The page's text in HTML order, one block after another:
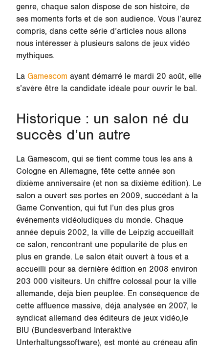
genre, chaque salon dispose de son histoire, de
ses moments forts et de son audience. Vous l’aurez
compris, dans cette série d’articles nous allons
nous intéresser à plusieurs salons de jeux vidéo
mythiques.
La Gamescom ayant démarré le mardi 20 août, elle
s’avère être la candidate idéale pour ouvrir le bal.
Historique : un salon né du
succès d’un autre
La Gamescom, qui se tient comme tous les ans à
Cologne en Allemagne, fête cette année son
dixième anniversaire (et non sa dixième édition). Le
salon a ouvert ses portes en 2009, succédant à la
Game Convention, qui fut l’un des plus gros
événements vidéoludiques du monde. Chaque
année depuis 2002, la ville de Leipzig accueillait
ce salon, rencontrant une popularité de plus en
plus en grande. Le salon était ouvert à tous et a
accueilli pour sa dernière édition en 2008 environ
203 000 visiteurs. Un chiffre colossal pour la ville
allemande, déjà bien peuplée. En conséquence de
cette affluence massive, déjà analysée en 2007, le
syndicat allemand des éditeurs de jeux vidéo,le
BIU (Bundesverband Interaktive
Unterhaltungssoftware), est monté au créneau afin